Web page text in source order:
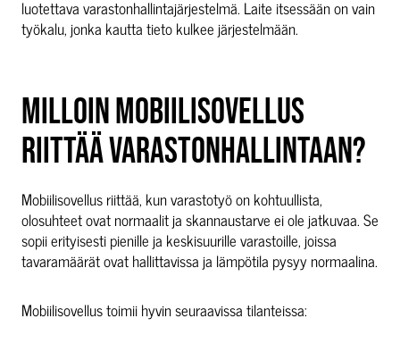
luotettava varastonhallintajärjestelmä. Laite itsessään on vain
työkalu, jonka kautta tieto kulkee järjestelmään.
MILLOIN MOBIILISOVELLUS
RIITTÄÄ VARASTONHALLINTAAN?
Mobiilisovellus riittää, kun varastotyö on kohtuullista,
olosuhteet ovat normaalit ja skannaustarve ei ole jatkuvaa. Se
sopii erityisesti pienille ja keskisuurille varastoille, joissa
tavaramäärät ovat hallittavissa ja lämpötila pysyy normaalina.
Mobiilisovellus toimii hyvin seuraavissa tilanteissa: